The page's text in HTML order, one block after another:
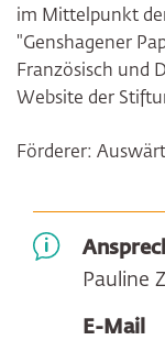
im Mittelpunkt
"Genshagener
Französisch und
Website der
Förderer:
Pauline
E-Mail